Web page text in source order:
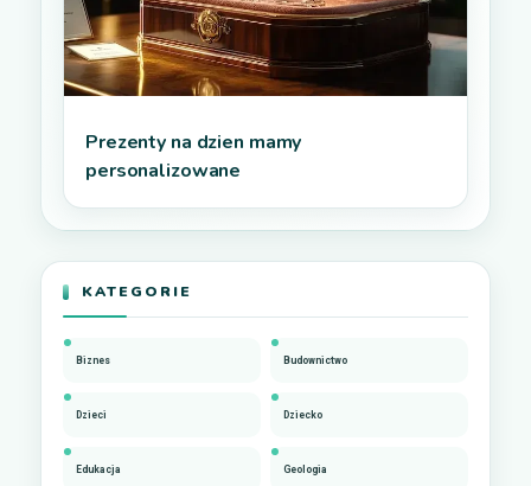
Prezenty na dzien mamy
personalizowane
KATEGORIE
Biznes Budownictwo
Dzieci Dziecko
Edukacja Geologia